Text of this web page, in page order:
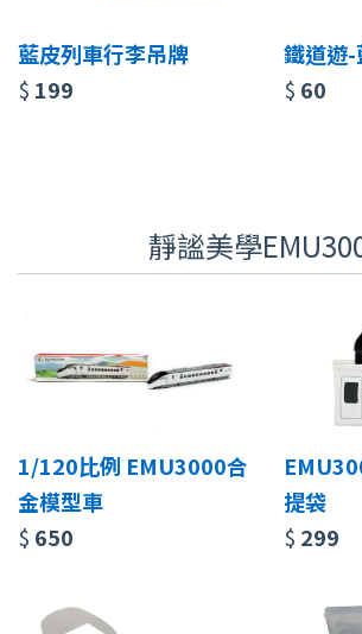
藍皮列車行李吊牌
$ 199
鐵道遊-
$ 60
靜謐美學
1/120比例 EMU3000合
金模型車
$ 650
提袋
$ 299